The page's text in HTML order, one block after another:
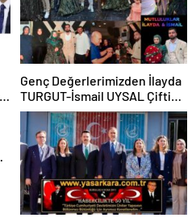
Genç Değerlerimizden İlayda
TURGUT-İsmail UYSAL Çifti
Görkemli Bir Törenle
Nişanlandı…